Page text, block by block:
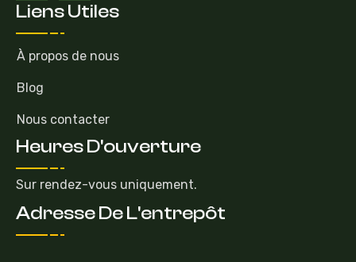
Liens Utiles
À propos de nous
Blog
Nous contacter
Heures D'ouverture
Sur rendez-vous uniquement.
Adresse De L'entrepôt